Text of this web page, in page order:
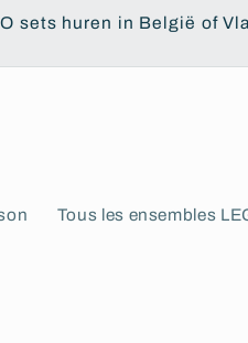
sets huren in België of
Tous les ensembles